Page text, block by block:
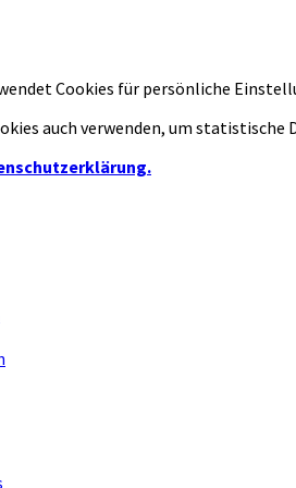
Cookies für persönliche
auch verwenden, um